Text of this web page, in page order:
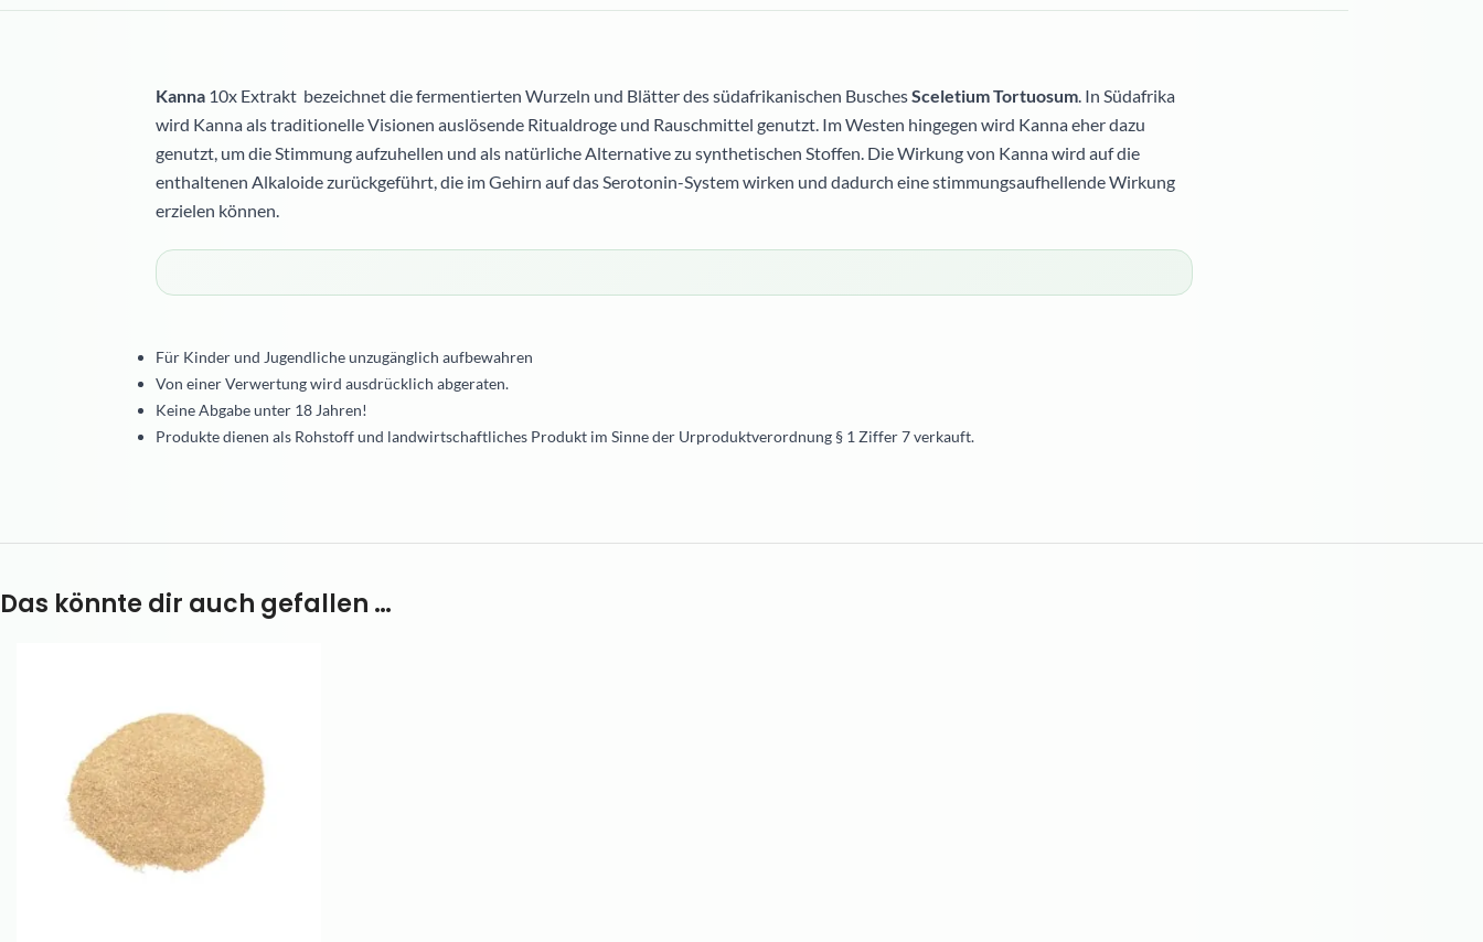
Kanna 10x Extrakt bezeichnet die fermentierten Wurzeln und Blätter des südafrikanischen BuschesSceletium Tortuosum. In Südafrika
wird Kanna als traditionelle Visionen auslösende Ritualdroge und Rauschmittel genutzt. Im Westen hingegen wird Kanna eher dazu
genutzt, um die Stimmung aufzuhellen und als natürliche Alternative zu synthetischen Stoffen. Die Wirkung von Kanna wird auf die
enthaltenen Alkaloide zurückgeführt, die im Gehirn auf das Serotonin-System wirken und dadurch eine stimmungsaufhellende Wirkung
erzielen können.
Für Kinder und Jugendlicheunzugänglich aufbewahren
Von einer Verwertung wird ausdrücklich abgeraten.
Keine Abgabe unter 18 Jahren!
Produkte dienen als Rohstoff und landwirtschaftliches Produkt im Sinne der Urproduktverordnung § 1 Ziffer 7 verkauft.
Das könnte dir auch gefallen …